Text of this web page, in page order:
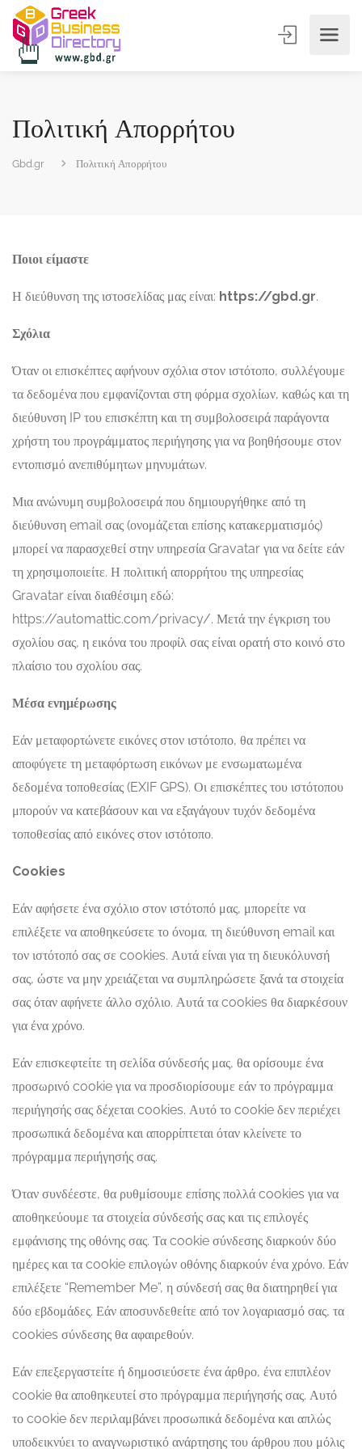
Πολιτική Απορρήτου
Gbd.gr Πολιτική Απορρήτου
Ποιοι είμαστε
Η διεύθυνση της ιστοσελίδας μας είναι: https://gbd.gr.
Σχόλια
Όταν οι επισκέπτες αφήνουν σχόλια στον ιστότοπο, συλλέγουμε
τα δεδομένα που εμφανίζονται στη φόρμα σχολίων, καθώς και τη
διεύθυνση IP του επισκέπτη και τη συμβολοσειρά παράγοντα
χρήστη του προγράμματος περιήγησης για να βοηθήσουμε στον
εντοπισμό ανεπιθύμητων μηνυμάτων.
Μια ανώνυμη συμβολοσειρά που δημιουργήθηκε από τη
διεύθυνση email σας (ονομάζεται επίσης κατακερματισμός)
μπορεί να παρασχεθεί στην υπηρεσία Gravatar για να δείτε εάν
τη χρησιμοποιείτε. Η πολιτική απορρήτου της υπηρεσίας
Gravatar είναι διαθέσιμη εδώ:
https://automattic.com/privacy/. Μετά την έγκριση του
σχολίου σας, η εικόνα του προφίλ σας είναι ορατή στο κοινό στο
πλαίσιο του σχολίου σας.
Μέσα ενημέρωσης
Εάν μεταφορτώνετε εικόνες στον ιστότοπο, θα πρέπει να
αποφύγετε τη μεταφόρτωση εικόνων με ενσωματωμένα
δεδομένα τοποθεσίας (EXIF GPS). Οι επισκέπτες του ιστότοπου
μπορούν να κατεβάσουν και να εξαγάγουν τυχόν δεδομένα
τοποθεσίας από εικόνες στον ιστότοπο.
Cookies
Εάν αφήσετε ένα σχόλιο στον ιστότοπό μας, μπορείτε να
επιλέξετε να αποθηκεύσετε το όνομα, τη διεύθυνση email και
τον ιστότοπό σας σε cookies. Αυτά είναι για τη διευκόλυνσή
σας, ώστε να μην χρειάζεται να συμπληρώσετε ξανά τα στοιχεία
σας όταν αφήνετε άλλο σχόλιο. Αυτά τα cookies θα διαρκέσουν
για ένα χρόνο.
Εάν επισκεφτείτε τη σελίδα σύνδεσής μας, θα ορίσουμε ένα
προσωρινό cookie για να προσδιορίσουμε εάν το πρόγραμμα
περιήγησής σας δέχεται cookies. Αυτό το cookie δεν περιέχει
προσωπικά δεδομένα και απορρίπτεται όταν κλείνετε το
πρόγραμμα περιήγησής σας.
Όταν συνδέεστε, θα ρυθμίσουμε επίσης πολλά cookies για να
αποθηκεύουμε τα στοιχεία σύνδεσής σας και τις επιλογές
εμφάνισης της οθόνης σας. Τα cookie σύνδεσης διαρκούν δύο
ημέρες και τα cookie επιλογών οθόνης διαρκούν ένα χρόνο. Εάν
επιλέξετε “Remember Me”, η σύνδεσή σας θα διατηρηθεί για
δύο εβδομάδες. Εάν αποσυνδεθείτε από τον λογαριασμό σας, τα
cookies σύνδεσης θα αφαιρεθούν.
Εάν επεξεργαστείτε ή δημοσιεύσετε ένα άρθρο, ένα επιπλέον
cookie θα αποθηκευτεί στο πρόγραμμα περιήγησής σας. Αυτό
το cookie δεν περιλαμβάνει προσωπικά δεδομένα και απλώς
υποδεικνύει το αναγνωριστικό ανάρτησης του άρθρου που μόλις